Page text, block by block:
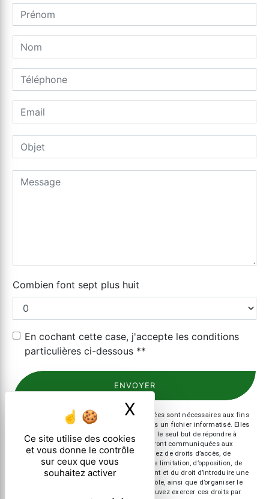
Ce site utilise des cookies
et vous donne le contrôle
sur ceux que vous
souhaitez activer
X Masquer le
Combien font sept plus huit
En cochant cette case, j'accepte les conditions
particulières ci-dessous **
ENVOYER
** Les données personnelles communiquées sont nécessaires aux fins
de vous contacter et sont enregistrées dans un fichier informatisé. Elles
sont destinées à et ses sous-traitants dans le seul but de répondre à
votre message. Les données collectées seront communiquées aux
seuls destinataires suivants: . Vous disposez de droits d’accès, de
rectification, d’effacement, de portabilité, de limitation, d’opposition, de
retrait de votre consentement à tout moment et du droit d’introduire une
réclamation auprès d’une autorité de contrôle, ainsi que d’organiser le
sort de vos données post-mortem. Vous pouvez exercer ces droits par